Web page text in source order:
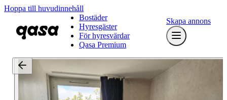
Hoppa till huvudinnehåll
Bostäder
Hyresgäster
För hyresvärdar
Qasa Premium
Skapa annons